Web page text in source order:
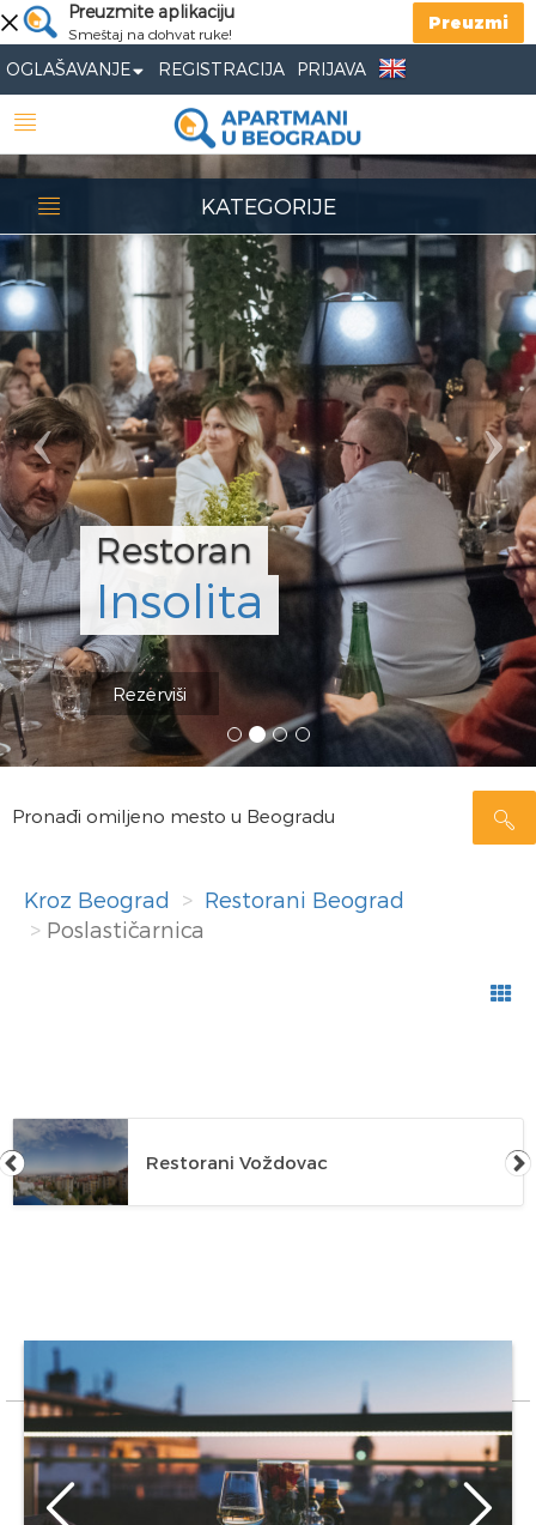
Preuzmite aplikaciju
Smeštaj na dohvat ruke!
Preuzmi
OGLAŠAVANJE REGISTRACIJA PRIJAVA
Restoran
Insolita
Rezerviši
Previous
Pronađi omiljeno mesto u Beogradu
KATEGORIJE
Kroz Beograd
Restorani Beograd
Poslastičarnica
Restorani Voždovac